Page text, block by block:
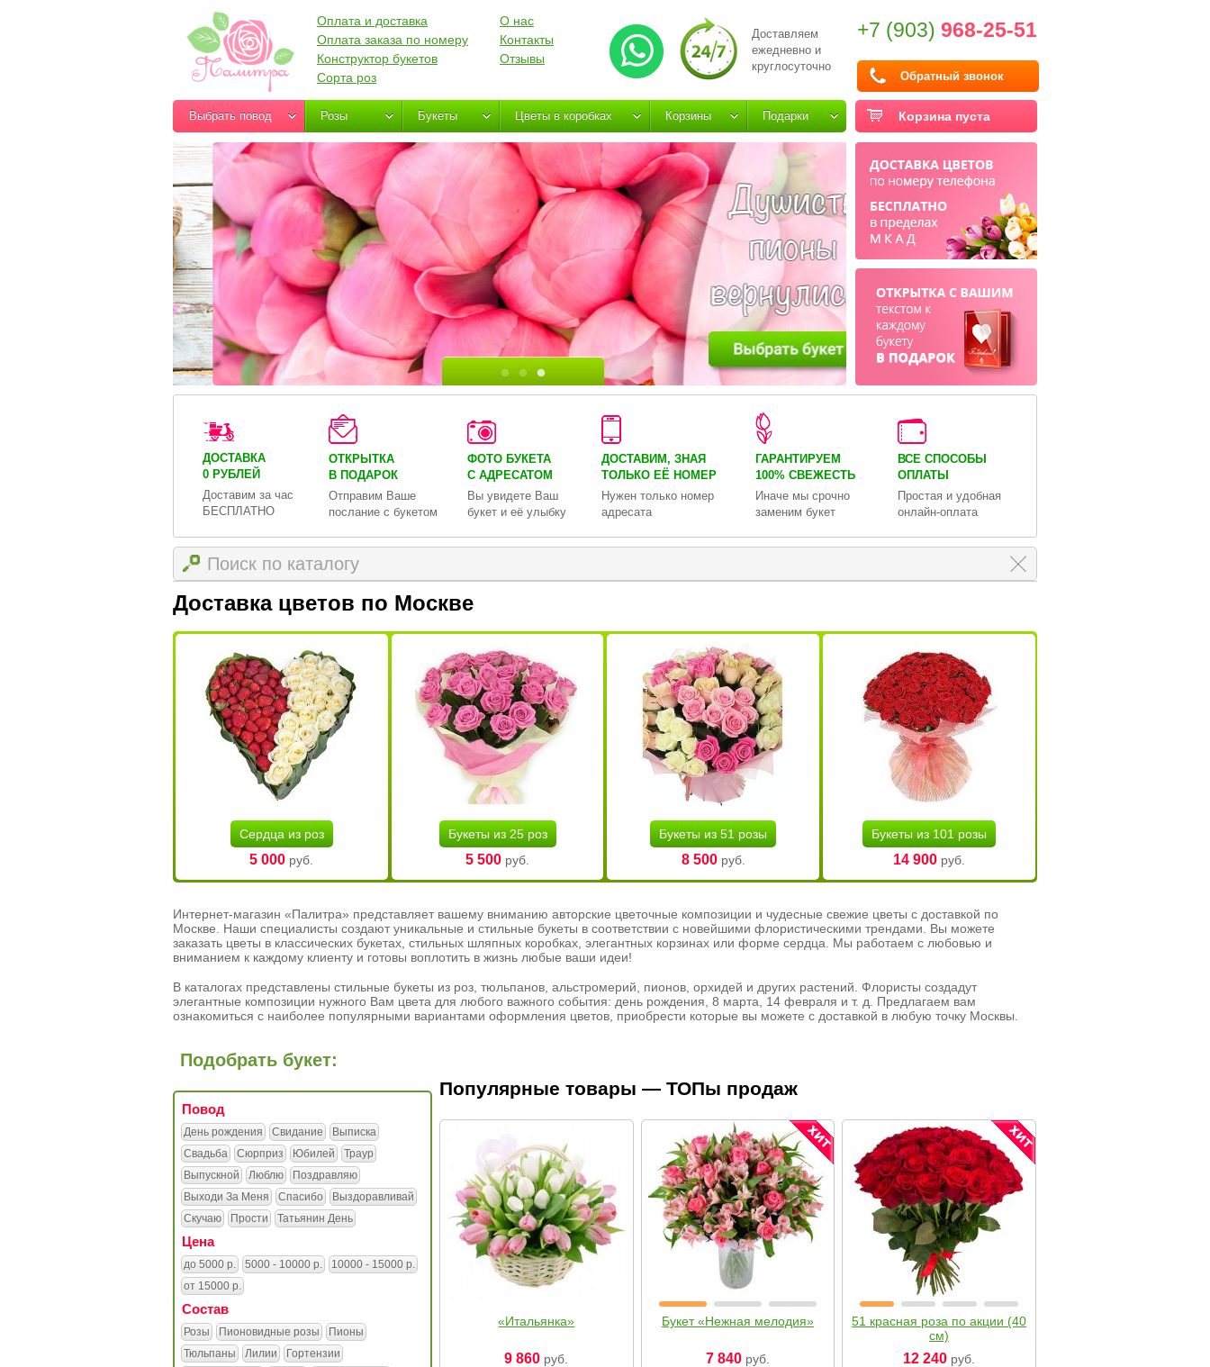
Доставляем
ежедневно и
круглосуточно
+7 (903) 968-25-51
Обратный звонок
Оплата и доставка
Оплата заказа по номеру
Конструктор букетов
Сорта роз
О нас
Контакты
Отзывы
Корзина пуста
Выбрать повод Розы Букеты Цветы в коробках Корзины Подарки
ДОСТАВКА
0 РУБЛЕЙ
Доставим за час
БЕСПЛАТНО
ОТКРЫТКА
В ПОДАРОК
Отправим Ваше
послание с букетом
ФОТО БУКЕТА
С АДРЕСАТОМ
Вы увидете Ваш
букет и её улыбку
ДОСТАВИМ, ЗНАЯ
ТОЛЬКО ЕЁ НОМЕР
Нужен только номер
адресата
ГАРАНТИРУЕМ
100% СВЕЖЕСТЬ
Иначе мы срочно
заменим букет
ВСЕ СПОСОБЫ
ОПЛАТЫ
Простая и удобная
онлайн-оплата
Доставка цветов по Москве
Сердца из роз
5 000 руб.
Букеты из 25 роз
5 500 руб.
Букеты из 51 розы
8 500руб.
Букеты из 101 розы
14 900руб.
Интернет-магазин «Палитра» представляет вашему вниманию авторские цветочные композиции и чудесные свежие цветы с доставкой по
Москве. Наши специалисты создают уникальные и стильные букеты в соответствии с новейшими флористическими трендами. Вы можете
заказать цветы в классических букетах, стильных шляпных коробках, элегантных корзинах или форме сердца. Мы работаем с любовью и
вниманием к каждому клиенту и готовы воплотить в жизнь любые ваши идеи!
В каталогах представлены стильные букеты из роз, тюльпанов, альстромерий, пионов, орхидей и других растений. Флористы создадут
элегантные композиции нужного Вам цвета для любого важного события: день рождения, 8 марта, 14 февраля и т. д. Предлагаем вам
ознакомиться с наиболее популярными вариантами оформления цветов, приобрести которые вы можете с доставкой в любую точку Москвы.
Подобрать букет:
Повод
День рождения Свидание
Выписка
Свадьба
Сюрприз Юбилей
Траур
Выпускной
Люблю
Поздравляю
Выходи За Меня
Спасибо
Выздоравливай
Скучаю
Прости Татьянин День
Цена
до 5000 р. 5000 - 10000 р.
10000 - 15000 р.
от 15000 р.
Состав
Розы Пионовидные розы
Пионы
Тюльпаны
Лилии
Гортензии
Популярные товары — ТОПы продаж
«Итальянка»
9 860 руб.
Букет «Нежная мелодия»
7 840руб.
51 красная роза по акции (40
см)
12 240 руб.